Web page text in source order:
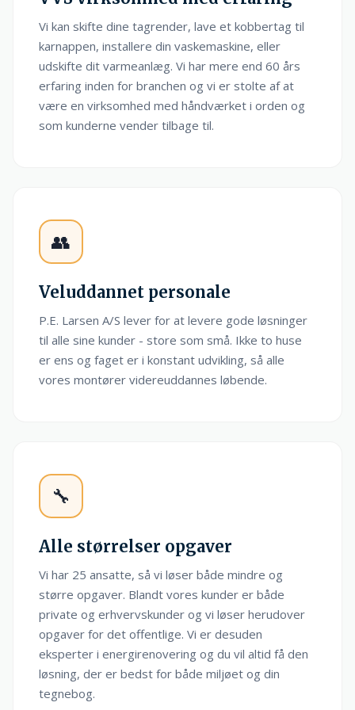
Vi kan skifte dine tagrender, lave et kobbertag til
karnappen, installere din vaskemaskine, eller
udskifte dit varmeanlæg. Vi har mere end 60 års
erfaring inden for branchen og vi er stolte af at
være en virksomhed med håndværket i orden og
som kunderne vender tilbage til.
👥
Veluddannet personale
P.E. Larsen A/S lever for at levere gode løsninger
til alle sine kunder - store som små. Ikke to huse
er ens og faget er i konstant udvikling, så alle
vores montører videreuddannes løbende.
🔧
Alle størrelser opgaver
Vi har 25 ansatte, så vi løser både mindre og
større opgaver. Blandt vores kunder er både
private og erhvervskunder og vi løser herudover
opgaver for det offentlige. Vi er desuden
eksperter i energirenovering og du vil altid få den
løsning, der er bedst for både miljøet og din
tegnebog.